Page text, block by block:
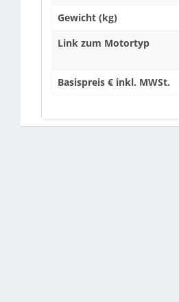
Gewicht (kg)
Link zum Motortyp
Basispreis € inkl. MWSt.